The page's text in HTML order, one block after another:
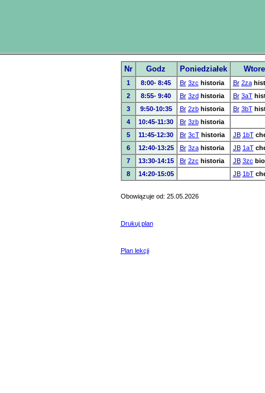
Nr Godz Poniedziałek
1 8:00- 8:45 Br 3zc historia Br 2za
2
8:55- 9:40 Br 3zd historia Br 3aT
3
9:50-10:35 Br 2zb historia Br 3bT
4
10:45-11:30 Br 3zb historia
5
11:45-12:30 Br 3cT historia JB 1bT
6
12:40-13:25 Br 3za historia JB 1aT
7
13:30-14:15 Br 2zc historia JB 3zc
8
14:20-15:05 JB 1bT
Obowiązuje od: 25.05.2026
Drukuj plan
Plan lekcji